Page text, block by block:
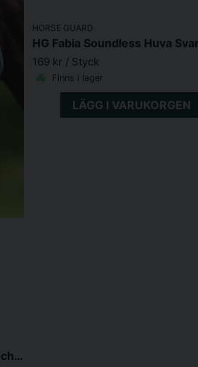
Fine Mesh Flughuva med öron och nos Turkos/Grå
HORSE GUARD
HG Fabia Soundless Huva
169 kr / Styck
Finns i lager
LÄGG I VARUKORGEN